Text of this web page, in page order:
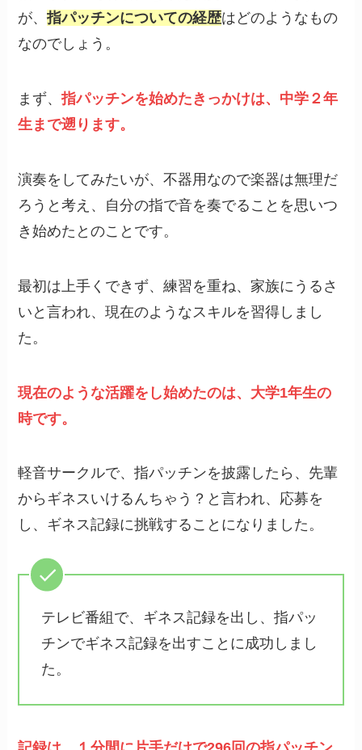
が、指パッチンについての経歴はどのようなもの
なのでしょう。
まず、指パッチンを始めたきっかけは、中学２年
生まで遡ります。
演奏をしてみたいが、不器用なので楽器は無理だ
ろうと考え、自分の指で音を奏でることを思いつ
き始めたとのことです。
最初は上手くできず、練習を重ね、家族にうるさ
いと言われ、現在のようなスキルを習得しまし
た。
現在のような活躍をし始めたのは、大学1年生の
時です。
軽音サークルで、指パッチンを披露したら、先輩
からギネスいけるんちゃう？と言われ、応募を
し、ギネス記録に挑戦することになりました。
テレビ番組で、ギネス記録を出し、指パッ
チンでギネス記録を出すことに成功しまし
た。